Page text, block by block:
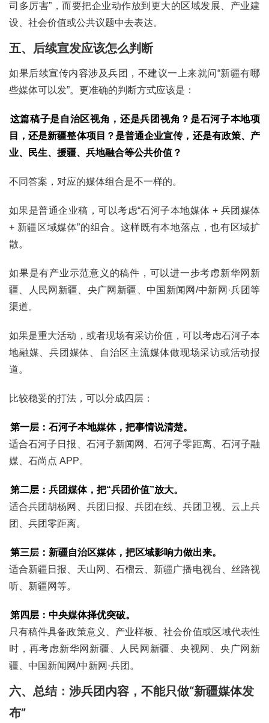
司多厉害”，而要把企业动作放到更大的区域发展、产业建
设、社会价值或公共议题中去表达。
五、后续宣发应该怎么判断
如果后续宣传内容涉及兵团，不建议一上来就问“新疆有哪
些媒体可以发”。更准确的判断方式应该是：
这篇稿子是自治区视角，还是兵团视角？是石河子本地项
目，还是新疆整体项目？是普通企业宣传，还是有政策、产
业、民生、援疆、兵地融合等公共价值？
不同答案，对应的媒体组合是不一样的。
如果是普通企业稿，可以考虑“石河子本地媒体 + 兵团媒体
+ 新疆区域媒体”的组合。这样既有本地落点，也有区域扩
散。
如果是有产业示范意义的稿件，可以进一步考虑新华网新
疆、人民网新疆、央广网新疆、中国新闻网/中新网·兵团等
渠道。
如果是重大活动，或者现场有采访价值，可以考虑石河子本
地融媒、兵团媒体、自治区主流媒体做现场采访或活动报
道。
比较稳妥的打法，可以分成四层：
第一层：石河子本地媒体，把事情说清楚。
适合石河子日报、石河子新闻网、石河子零距离、石河子融
媒、石尚点 APP。
第二层：兵团媒体，把“兵团价值”放大。
适合兵团胡杨网、兵团日报、兵团在线、兵团卫视、云上兵
团、兵团零距离。
第三层：新疆自治区媒体，把区域影响力做出来。
适合新疆日报、天山网、石榴云、新疆广播电视台、丝路视
听、新疆网等。
第四层：中央媒体择优突破。
只有稿件具备政策意义、产业样板、社会价值或区域代表性
时，再考虑新华网新疆、人民网新疆、央视网、央广网新
疆、中国新闻网/中新网·兵团。
六、总结：涉兵团内容，不能只做“新疆媒体发
布”